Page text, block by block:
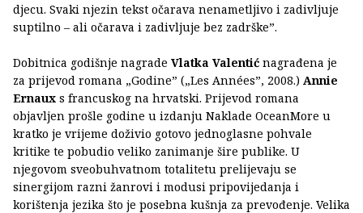
djecu. Svaki njezin tekst očarava nenametljivo i zadivljuje
suptilno – ali očarava i zadivljuje bez zadrške”.
Dobitnica godišnje nagrade Vlatka Valentić nagrađena je
za prijevod romana „Godine” („Les Années”, 2008.) Annie
Ernaux s francuskog na hrvatski. Prijevod romana
objavljen prošle godine u izdanju Naklade OceanMore u
kratko je vrijeme doživio gotovo jednoglasne pohvale
kritike te pobudio veliko zanimanje šire publike. U
njegovom sveobuhvatnom totalitetu prelijevaju se
sinergijom razni žanrovi i modusi pripovijedanja i
korištenja jezika što je posebna kušnja za prevođenje. Velika